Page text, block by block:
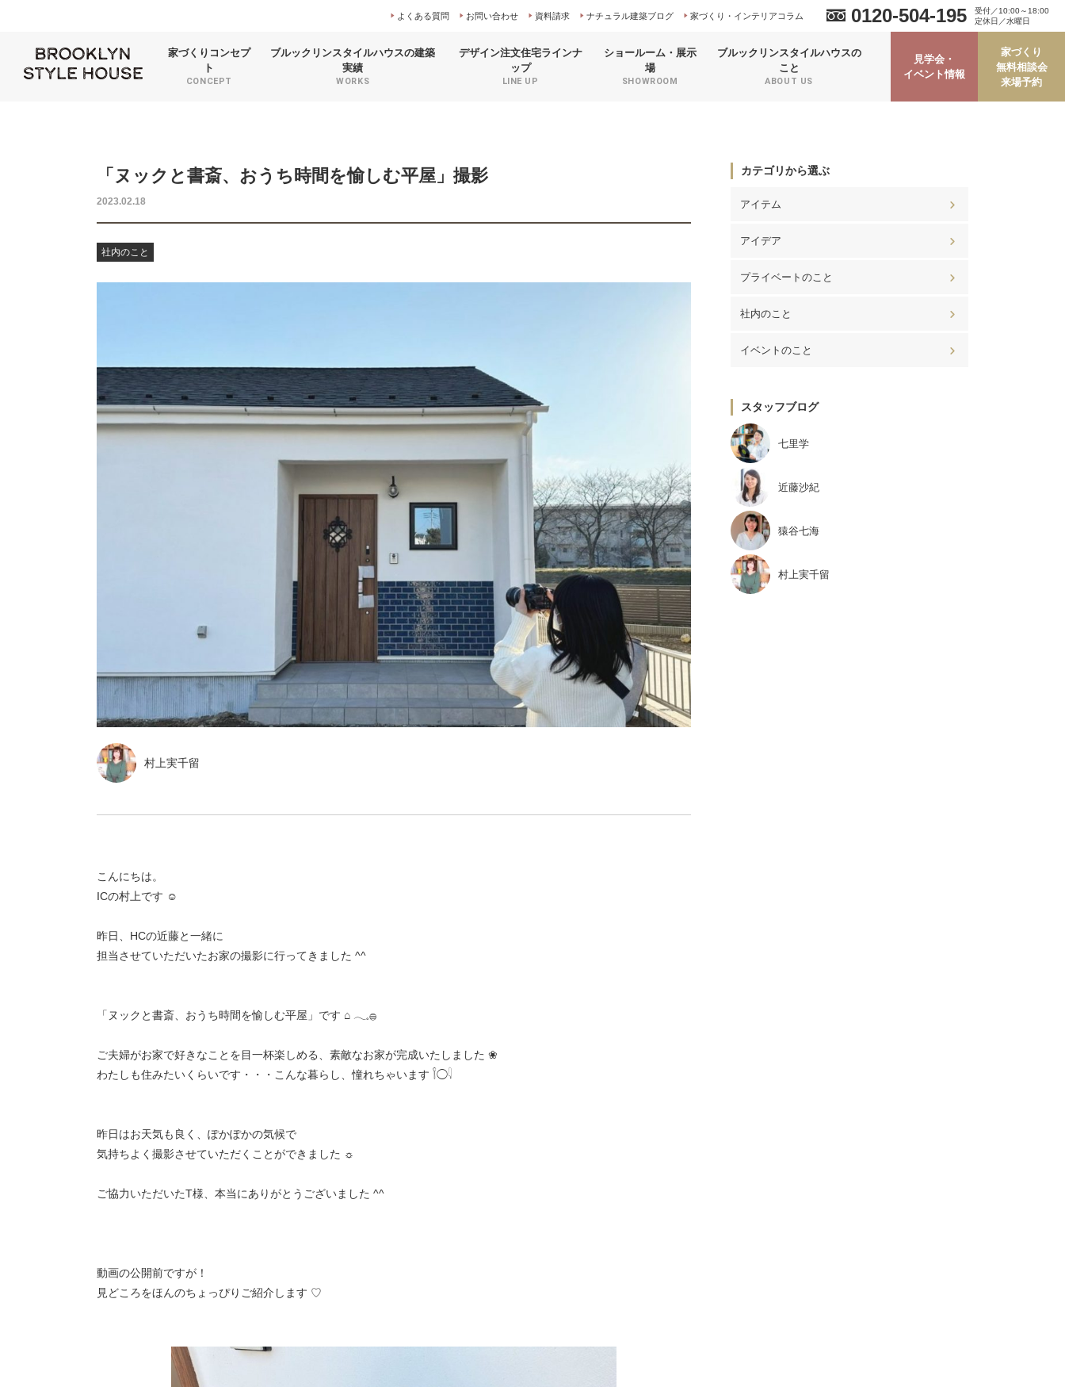
家づくり コンセプ
ト
CONCEPT
ブルックリンスタイルハウスの建築
実績
WORKS
デザイン注文住宅ラインナ
ップ
LINE UP
ショールーム・展示
場
SHOWROOM
ブルックリンスタイルハウスの
こと
ABOUT US
よくある質問 お問い合わせ 資料請求 ナチュラル建築ブログ 家づくり・インテリアコラム
見学会・
イベント情報
家づくり
無料相談会
来場予約
0120-504-195
受付／10:00～18:00
定休日／水曜日
「ヌックと書斎、おうち時間を愉しむ平屋」撮影
2023.02.18
社内のこと
村上実千留
こんにちは。
ICの村上です ☺︎
昨日、HCの近藤と一緒に
担当させていただいたお家の撮影に行ってきました ^^
「ヌックと書斎、おうち時間を愉しむ平屋」です ⌂ 𓂃𓈒𓐍
ご夫婦がお家で好きなことを目一杯楽しめる、素敵なお家が完成いたしました ❀
わたしも住みたいくらいです・・・こんな暮らし、憧れちゃいます 𓌉◯𓇋
昨日はお天気も良く、ぽかぽかの気候で
気持ちよく撮影させていただくことができました ☼
ご協力いただいたT様、本当にありがとうございました ^^
動画の公開前ですが！
見どころをほんのちょっぴりご紹介します ♡
カテゴリから選ぶ
アイテム
アイデア
プライベートのこと
社内のこと
イベントのこと
スタッフブログ
七里学
近藤沙紀
猿谷七海
村上実千留